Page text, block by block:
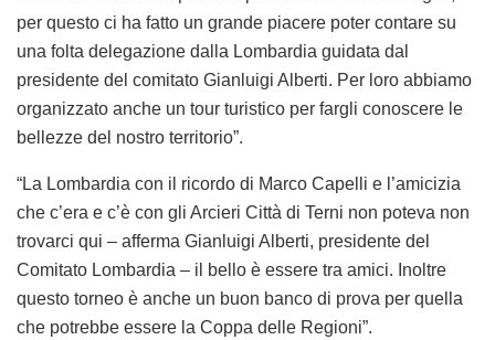
per questo ci ha fatto un grande piacere poter contare su
una folta delegazione dalla Lombardia guidata dal
presidente del comitato Gianluigi Alberti. Per loro abbiamo
organizzato anche un tour turistico per fargli conoscere le
bellezze del nostro territorio”.
“La Lombardia con il ricordo di Marco Capelli e l’amicizia
che c’era e c’è con gli Arcieri Città di Terni non poteva non
trovarci qui – afferma Gianluigi Alberti, presidente del
Comitato Lombardia – il bello è essere tra amici. Inoltre
questo torneo è anche un buon banco di prova per quella
che potrebbe essere la Coppa delle Regioni”.